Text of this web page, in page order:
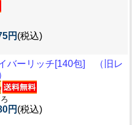
円 (税込)
バーリッチ[140包] （旧レ
円 (税込)